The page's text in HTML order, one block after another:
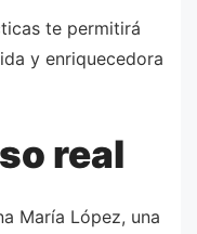
te permitirá
y enriquecedora
real
María López, una